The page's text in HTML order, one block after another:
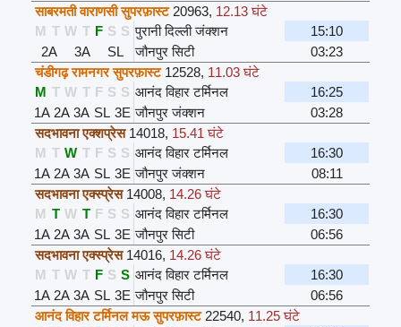
साबरमती वाराणसी सुपरफ़ास्ट 20963, 12.13 घंटे
M T W T F S S पुरानी दिल्ली जंक्शन
15:10
2A
3A SL जौनपुर सिटी
03:23
चंडीगढ़ रामनगर सुपरफ़ास्ट 12528, 11.03 घंटे
M T W T F S S आनंद विहार टर्मिनल
16:25
1A 2A 3A SL 3E जौनपुर जंक्शन
03:28
सदभावना एक्शप्रेस 14018, 15.41 घंटे
M T W T F S S आनंद विहार टर्मिनल
16:30
1A 2A 3A SL 3E जौनपुर जंक्शन
08:11
सदभावना एक्स्प्रेस 14008, 14.26 घंटे
M T W T F S S आनंद विहार टर्मिनल
16:30
1A 2A 3A SL 3E जौनपुर सिटी
06:56
सदभावना एक्स्प्रेस 14016, 14.26 घंटे
M T W T F S S आनंद विहार टर्मिनल
16:30
1A 2A 3A SL 3E जौनपुर सिटी
06:56
आनंद विहार टर्मिनल मऊ सुपरफ़ास्ट 22540, 11.25 घंटे